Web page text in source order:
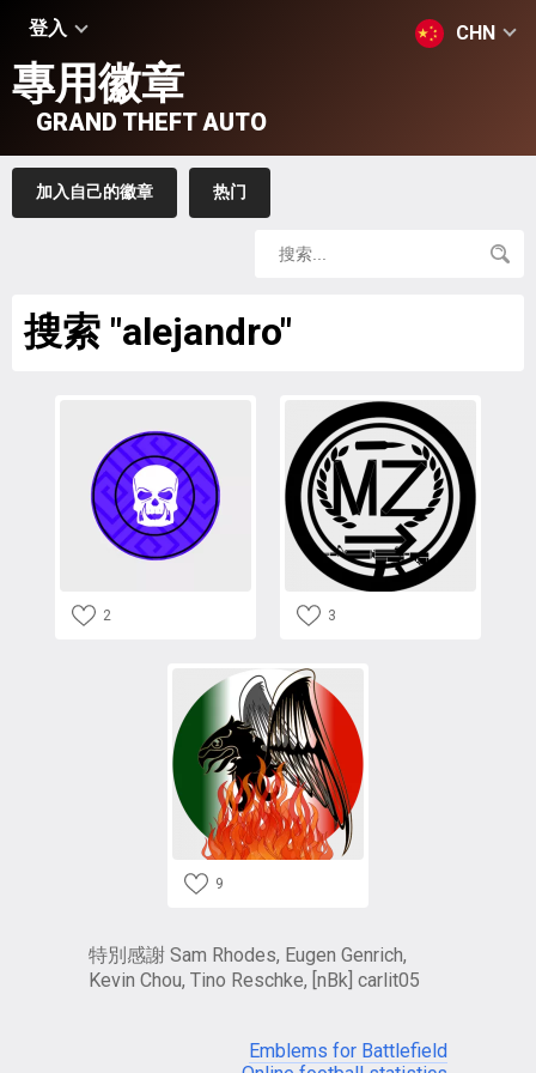
登入 CHN
專用徽章
GRAND THEFT AUTO
加入自己的徽章 热门
搜索 "alejandro"
2 3
9
特別感謝 Sam Rhodes, Eugen Genrich,
Kevin Chou, Tino Reschke, [nBk] carlit05
Emblems for Battlefield